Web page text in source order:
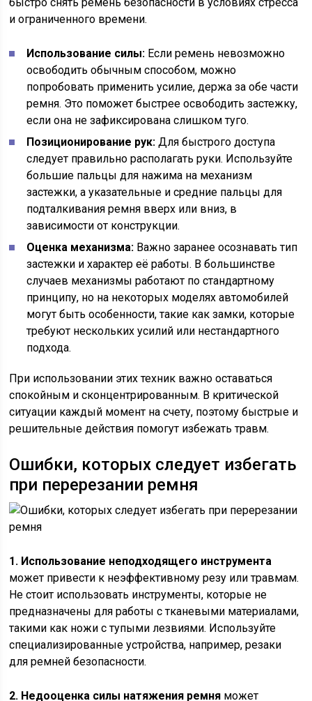
и ограниченного времени.
Использование силы: Если ремень невозможно
освободить обычным способом, можно
попробовать применить усилие, держа за обе части
ремня. Это поможет быстрее освободить застежку,
если она не зафиксирована слишком туго.
Позиционирование рук: Для быстрого доступа
следует правильно располагать руки. Используйте
большие пальцы для нажима на механизм
застежки, а указательные и средние пальцы для
подталкивания ремня вверх или вниз, в
зависимости от конструкции.
Оценка механизма: Важно заранее осознавать тип
застежки и характер её работы. В большинстве
случаев механизмы работают по стандартному
принципу, но на некоторых моделях автомобилей
могут быть особенности, такие как замки, которые
требуют нескольких усилий или нестандартного
подхода.
При использовании этих техник важно оставаться
спокойным и сконцентрированным. В критической
ситуации каждый момент на счету, поэтому быстрые и
решительные действия помогут избежать травм.
Ошибки, которых следует избегать
при перерезании ремня
1. Использование неподходящего инструмента
может привести к неэффективному резу или травмам.
Не стоит использовать инструменты, которые не
предназначены для работы с тканевыми материалами,
такими как ножи с тупыми лезвиями. Используйте
специализированные устройства, например, резаки
для ремней безопасности.
2. Недооценка силы натяжения ремня может